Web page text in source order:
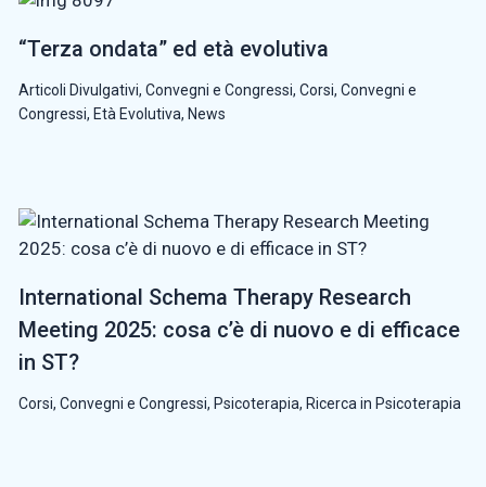
“Terza ondata” ed età evolutiva
Articoli Divulgativi, Convegni e Congressi, Corsi, Convegni e
Congressi, Età Evolutiva, News
International Schema Therapy Research
Meeting 2025: cosa c’è di nuovo e di efficace
in ST?
Corsi, Convegni e Congressi, Psicoterapia, Ricerca in Psicoterapia